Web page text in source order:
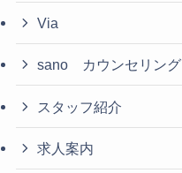
Via
sano カウンセリング
スタッフ紹介
求人案内